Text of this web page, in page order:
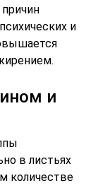
и
и
в листьях
количестве